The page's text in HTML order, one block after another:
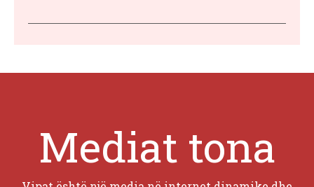
Mediat tona